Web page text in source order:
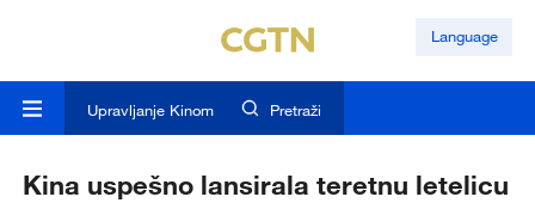
Language
Upravljanje Kinom Pretraži
Kina uspešno lansirala teretnu letelicu